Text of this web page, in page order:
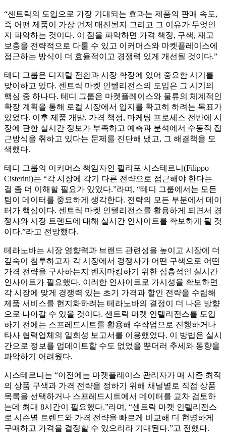
“센트릭의 도입으로 가장 기대되는 효과는 제품의 판매 속도,
즉 어떤 제품이 가장 먼저 매진될지 그리고 그 이유가 무엇인
지 파악하는 것이다. 이 점을 파악하면 가격 책정, 구색, 재고
보충을 전략적으로 다룰 수 있고 이커머스와 마켓플레이스에
접근하는 방식이 더 효율적이고 경쟁력 있게 개선될 것이다.”
테디 그룹은 디지털 전환과 시장 확장에 있어 중요한 시기를
맞이하고 있다. 센트릭 마켓 인텔리전스의 도입은 그 시기의
핵심 중 하나다. 테디 그룹은 마켓플레이스와 물류의 체계적인
확장 계획을 통해 로컬 시장에서 입지를 확고히 하려는 목표가
있었다. 이후 제품 개발, 가격 책정, 마케팅 프로세스 전반에 시
장에 관한 실시간 정보가 부족하고 예측과 분석에서 수동적 접
근방식을 취하고 있다는 문제를 진단해 냈고, 그 해결책을 모
색했다.
테디 그룹의 이커머스 책임자인 필리포 시스테르니(Filippo
Cisterini)는 “각 시장에 각기 다른 전략으로 접근해야 한다는
걸 좀 더 이해할 필요가 있었다.”라며, “테디 그룹에서는 모든
팀이 데이터를 중요하게 생각한다. 전략의 모든 부분에서 데이
터가 핵심이다. 센트릭 마켓 인텔리전스를 활용하게 되면서 경
쟁사와 시장 트렌드에 대해 실시간 인사이트를 확보하게 될 것
이다.”라고 전망했다.
테라노바는 시장 영향력과 브랜드 관련성을 높이고 시장에 더
깊숙이 침투하고자 각 시장에서 경쟁사가 어떤 구색으로 어떤
가격 전략을 구사하는지 벤치마킹하기 위한 심층적인 실시간
인사이트가 필요했다. 이러한 인사이트로 가시성을 확보하면
각 시장에 맞게 경쟁력 있는 초기 가격과 할인 전략을 수립해
제품 서비스를 현지화하려는 테라노바의 결정이 더 나은 방향
으로 나아갈 수 있을 것이다. 센트릭 마켓 인텔리전스를 도입
하기 전에는 스프레드시트를 활용해 수작업으로 진행하거나
타사 협력업체의 일회성 보고서를 이용했었다. 이 방법은 실시
간으로 정보를 업데이트할 수도 없었을 뿐더러 추세와 동향을
파악하기 어려웠다.
시스테르니는 “이전에는 마켓플레이스 관리자가 매 시즌 최적
의 상품 구색과 가격 전략을 정하기 위해 채널별로 직접 상품
목록을 선택하거나 스프레드시트에서 데이터를 교차 검토하
는데 최대 8시간이 필요했다.”라며, “센트릭 마켓 인텔리전스
로 시즌별 트렌드와 가격 전략을 빠르게 비교해 더 현명하게
구매하고 가격을 결정할 수 있으리라 기대된다.”고 전했다.